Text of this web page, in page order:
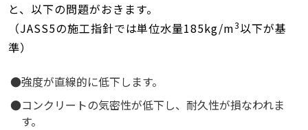
と、以下の問題がおきます。
（JASS5の施工指針では単位水量185kg/m3以下が基
準）
強度が直線的に低下します。
コンクリートの気密性が低下し、耐久性が損なわれま
す。